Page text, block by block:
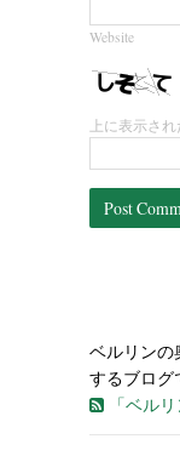
Website
上に表示さ
ベルリンの
するブログ
「ベル